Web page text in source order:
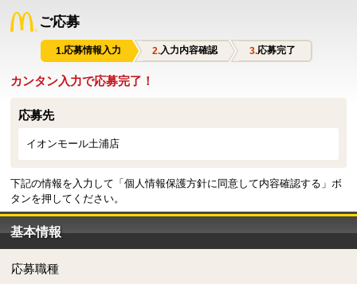
ご応募
応募情報入力 入力内容確認 応募完了
カンタン入力で応募完了！
応募先
イオンモール土浦店
下記の情報を入力して「個人情報保護方針に同意して内容確認する」ボ
タンを押してください。
基本情報
応募職種